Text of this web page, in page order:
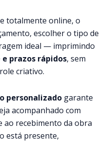
totalmente online, o
escolher o tipo de
ideal — imprimindo
prazos rápidos, sem
criativo.
personalizado garante
acompanhado com
ao recebimento da obra
está presente,